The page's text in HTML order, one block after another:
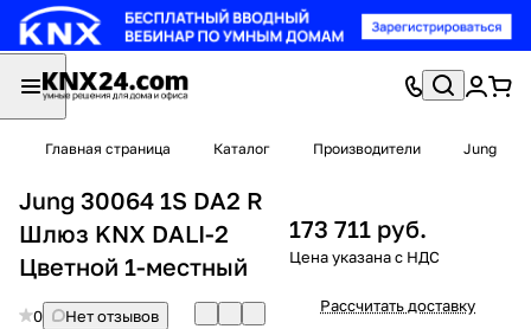
Главная страница Каталог Производители Jung
Jung 30064 1S DA2 R
Шлюз KNX DALI-2
Цветной 1-местный
0
Нет отзывов
173 711 руб.
Рассчитать доставку